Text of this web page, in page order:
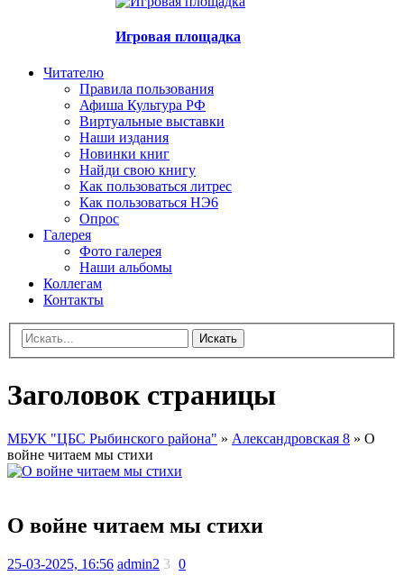
Игровая площадка
Читателю
Правила пользования
Афиша Культура РФ
Виртуальные выставки
Наши издания
Новинки книг
Найди свою книгу
Как пользоваться литрес
Как пользоваться НЭ6
Опрос
Галерея
Фото галерея
Наши альбомы
Коллегам
Контакты
Искать
Заголовок страницы
МБУК "ЦБС Рыбинского района" » Александровская 8 » О
войне читаем мы стихи
О войне читаем мы стихи
25-03-2025, 16:56 admin2 3 0